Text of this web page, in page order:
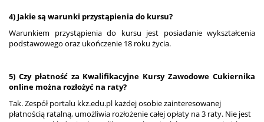
4) Jakie są warunki przystąpienia do kursu?
Warunkiem przystąpienia do kursu jest posiadanie wykształcenia
podstawowego oraz ukończenie 18 roku życia.
5) Czy płatność za Kwalifikacyjne Kursy Zawodowe Cukiernika
online można rozłożyć na raty?
Tak. Zespół portalu kkz.edu.pl każdej osobie zainteresowanej
płatnością ratalną, umożliwia rozłożenie całej opłaty na 3 raty. Nie jest